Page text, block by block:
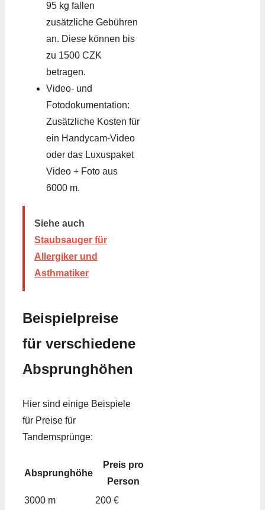
95 kg fallen
zusätzliche Gebühren
an. Diese können bis
zu 1500 CZK
betragen.
Video- und
Fotodokumentation:
Zusätzliche Kosten für
ein Handycam-Video
oder das Luxuspaket
Video + Foto aus
6000 m.
Siehe auch
Staubsauger für
Allergiker und
Asthmatiker
Beispielpreise
für verschiedene
Absprunghöhen
Hier sind einige Beispiele
für Preise für
Tandemsprünge:
Absprunghöhe
Preis pro
Person
3000 m
200 €